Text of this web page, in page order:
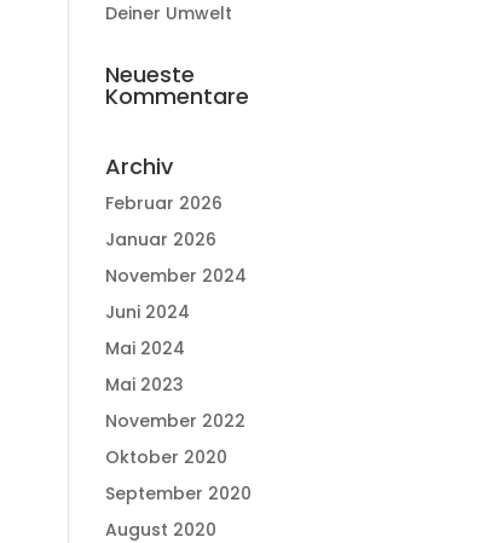
Deiner Umwelt
Neueste
Kommentare
Archiv
Februar 2026
Januar 2026
November 2024
Juni 2024
Mai 2024
Mai 2023
November 2022
Oktober 2020
September 2020
August 2020